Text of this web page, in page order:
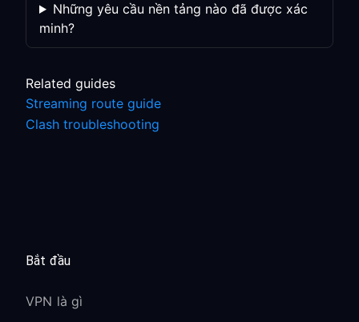
Những yêu cầu nền tảng nào đã được xác
minh?
Related guides
Streaming route guide
Clash troubleshooting
Bắt đầu
VPN là gì